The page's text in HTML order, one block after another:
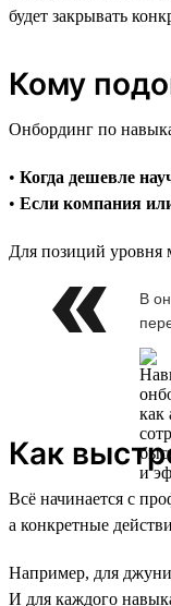
будет закрывать
Кому
Онбординг по
• Когда дешевле
• Если компания
Для позиций уровня
В
Как
Всё начинается с
а конкретные
Например, для
И для каждого